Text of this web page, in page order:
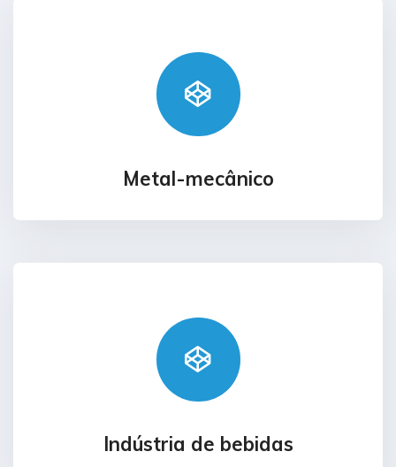
Metal-mecânico
Indústria de bebidas